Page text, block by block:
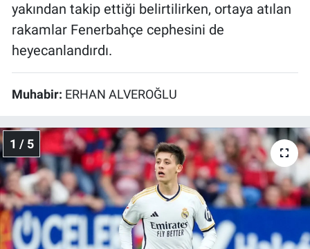
yakından takip ettiği belirtilirken, ortaya atılan
rakamlar Fenerbahçe cephesini de
heyecanlandırdı.
Muhabir: ERHAN ALVEROĞLU
1 / 5